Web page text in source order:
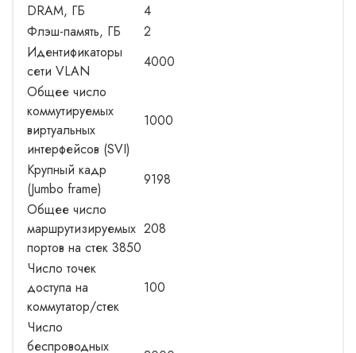
DRAM, ГБ
4
Флэш-память, ГБ
2
Идентификаторы
сети VLAN
4000
Общее число
коммутируемых
виртуальных
интерфейсов (SVI)
1000
Крупный кадр
(Jumbo frame)
9198
Общее число
маршрутизируемых
портов на стек 3850
208
Число точек
доступа на
коммутатор/стек
100
Число
беспроводных